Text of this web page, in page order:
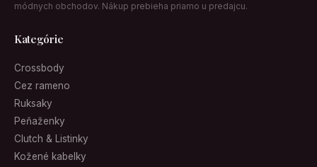
módnych obchodov. Nákup prebieha priamo u predajcu.
Kategórie
Crossbody
Cez rameno
Ruksaky
Peňaženky
Clutch & Listinky
Kožené kabelky